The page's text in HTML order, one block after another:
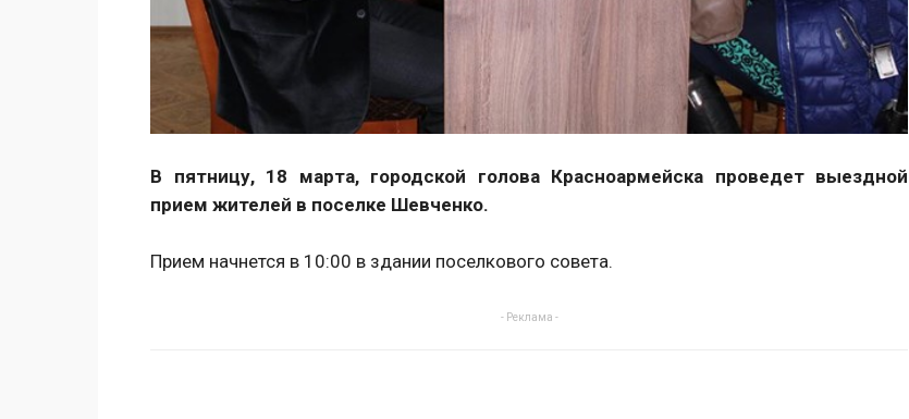
В пятницу, 18 марта, городской голова Красноармейска проведет выездной
прием жителей в поселке Шевченко.
Прием начнется в 10:00 в здании поселкового совета.
- Реклама -